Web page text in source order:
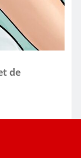
de